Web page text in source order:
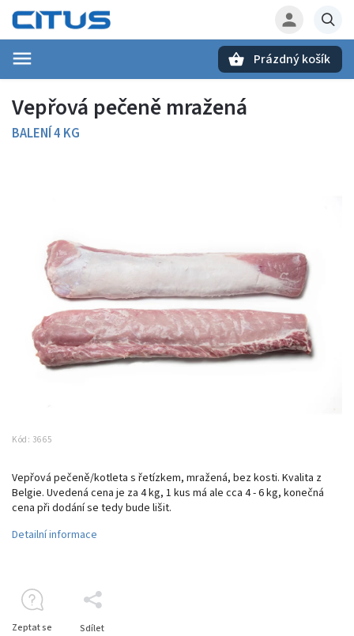
Prázdný košík
Vepřová pečeně mražená
BALENÍ 4 KG
Kód: 3665
Vepřová pečeně/kotleta s řetízkem, mražená, bez kosti. Kvalita z
Belgie. Uvedená cena je za 4 kg, 1 kus má ale cca 4 - 6 kg, konečná
cena při dodání se tedy bude lišit.
Detailní informace
Zeptat se Sdílet